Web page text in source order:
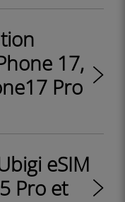
17,
Pro
eSIM
Pro et